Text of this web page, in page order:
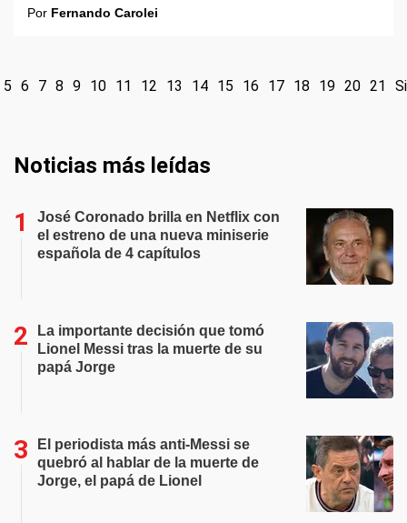
Por Fernando Carolei
5 6 7 8 9 10 11 12 13 14 15 16 17 18 19 20 21
Noticias más leídas
José Coronado brilla en Netflix con
el estreno de una nueva miniserie
española de 4 capítulos
La importante decisión que tomó
Lionel Messi tras la muerte de su
papá Jorge
El periodista más anti-Messi se
quebró al hablar de la muerte de
Jorge, el papá de Lionel